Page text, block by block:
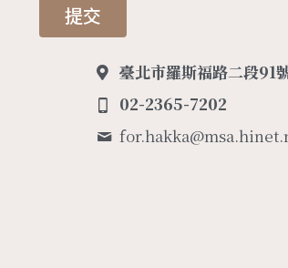
提交
臺北市羅斯福路二段91
02-2365-7202
for.hakka@